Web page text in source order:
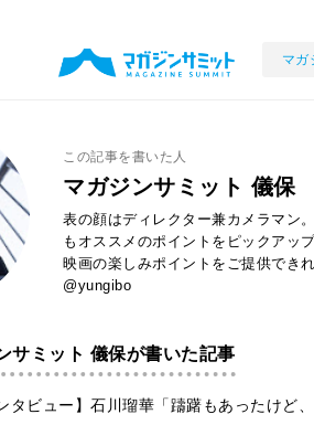
マガ
この記事を書いた人
マガジンサミット 儀保
表の顔はディレクター兼カメラマン
もオススメのポイントをピックアッ
映画の楽しみポイントをご提供でき
@yungibo
サミット 儀保が書いた記事
タビュー】石川瑠華「躊躇もあったけど